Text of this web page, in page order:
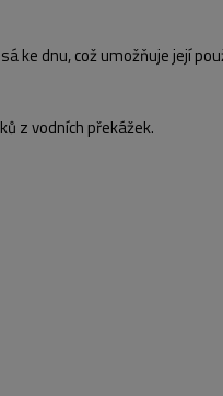
ke dnu, což umožňuje její
z vodních překážek.